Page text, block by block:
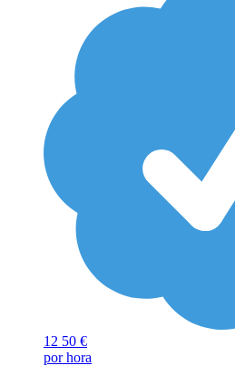
12 50 €
por hora